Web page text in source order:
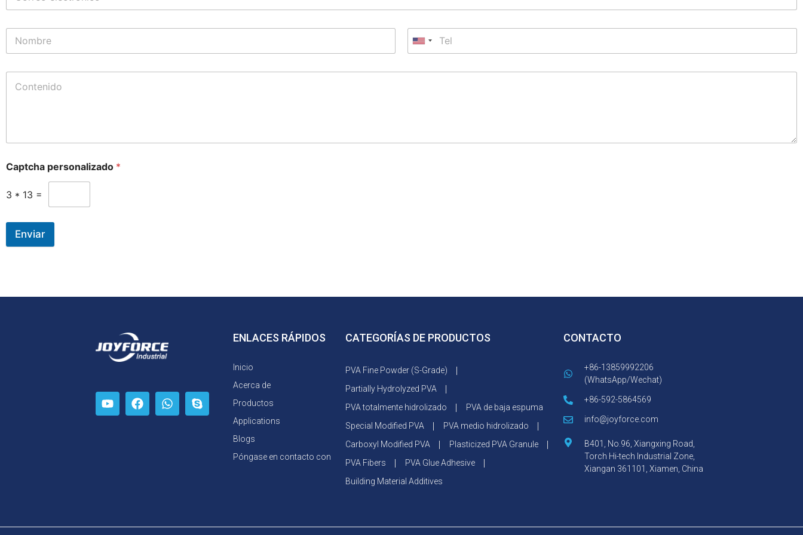
Captcha personalizado *
3 * 13 =
Enviar
ENLACES RÁPIDOS
Inicio
Acerca de
Productos
Applications
Blogs
Póngase en contacto con
CATEGORÍAS DE PRODUCTOS
PVA Fine Powder (S-Grade)
Partially Hydrolyzed PVA
PVA totalmente hidrolizado
PVA de baja espuma
Special Modified PVA
PVA medio hidrolizado
Carboxyl Modified PVA
Plasticized PVA Granule
PVA Fibers
PVA Glue Adhesive
Building Material Additives
CONTACTO
+86-13859992206
(WhatsApp/Wechat)
+86-592-5864569
info@joyforce.com
B401, No.96, Xiangxing Road,
Torch Hi-tech Industrial Zone,
Xiangan 361101, Xiamen, China